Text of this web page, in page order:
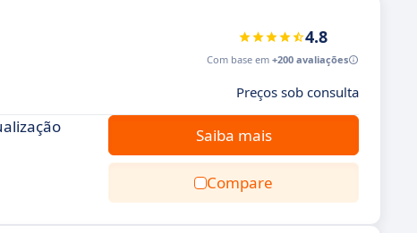
4.8
Com base em +200 avaliações
Preços sob consulta
Saiba mais
Compare